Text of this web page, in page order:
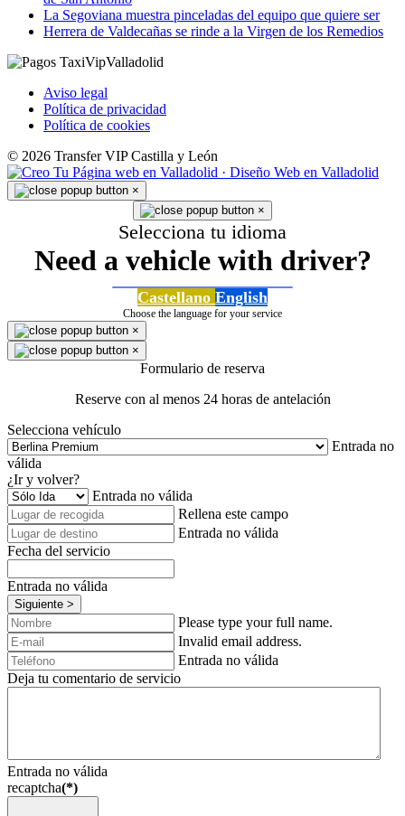
La Segoviana muestra pinceladas del equipo que quiere ser
Herrera de Valdecañas se rinde a la Virgen de los Remedios
Aviso legal
Política de privacidad
Política de cookies
© 2026 Transfer VIP Castilla y León
×
×
Selecciona tu idioma
Need a vehicle with driver?
Castellano English
Choose the language for your service
×
×
Formulario de reserva
Reserve con al menos 24 horas de antelación
Selecciona vehículo
Entrada no
válida
¿Ir y volver?
Entrada no válida
Rellena este campo
Entrada no válida
Fecha del servicio
Entrada no válida
Siguiente >
Please type your full name.
Invalid email address.
Entrada no válida
Deja tu comentario de servicio
Entrada no válida
recaptcha(*)